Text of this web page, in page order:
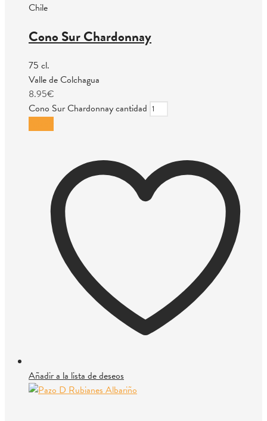
Chile
Cono Sur Chardonnay
75 cl.
Valle de Colchagua
8.95€
Cono Sur Chardonnay cantidad
Añadir a la lista de deseos